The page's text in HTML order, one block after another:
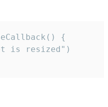
{
is resized")